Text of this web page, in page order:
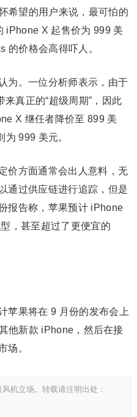
希望的用户来说，最可怕的
iPhone X 起售价为 999 美
的价格会高得吓人。
为。一位分析师表示，由于
真正的“超级周期”，因此
X 继任者降价至 899 美
999 美元。
价方面通常会出人意料，无
通过供应链进行追踪，但是
报告称，苹果预计 iPhone
，甚至超过了更便宜的
苹果将在 9 月份的发布会上
他新款 iPhone，然后在接
场。
机立场。转载请注明出处：